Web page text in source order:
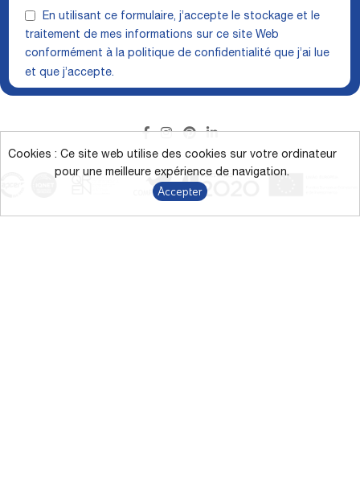
Cookies : Ce site web utilise des cookies sur votre ordinateur
pour une meilleure expérience de navigation.
Accepter
En utilisant ce formulaire, j’accepte le stockage et le
traitement de mes informations sur ce site Web
conformément à la politique de confidentialité que j’ai lue
et que j’accepte.